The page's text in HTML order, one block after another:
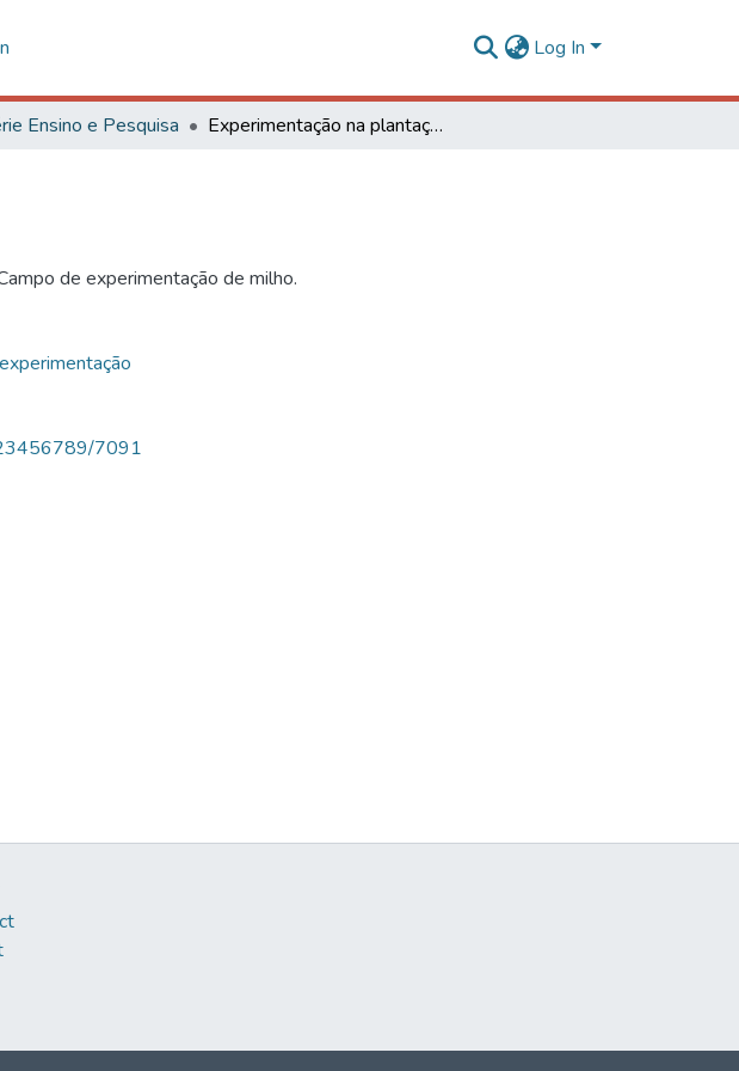
Log In
Ensino e Pesquisa Experimentação na plantação de milho
de experimentação de milho.
7091